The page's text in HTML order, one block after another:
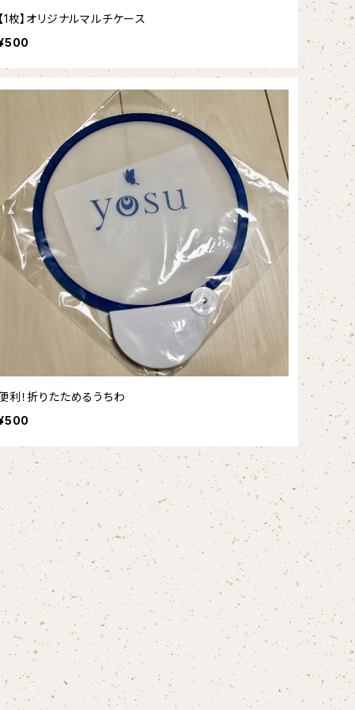
【1枚】オリジナルマルチケース
利！折りたためるうちわ